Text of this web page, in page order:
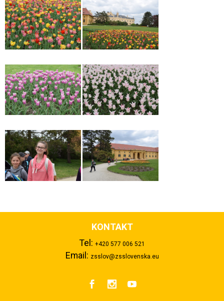
KONTAKT
Tel: +420 577 006 521
Email: zsslov@zsslovenska.eu
  